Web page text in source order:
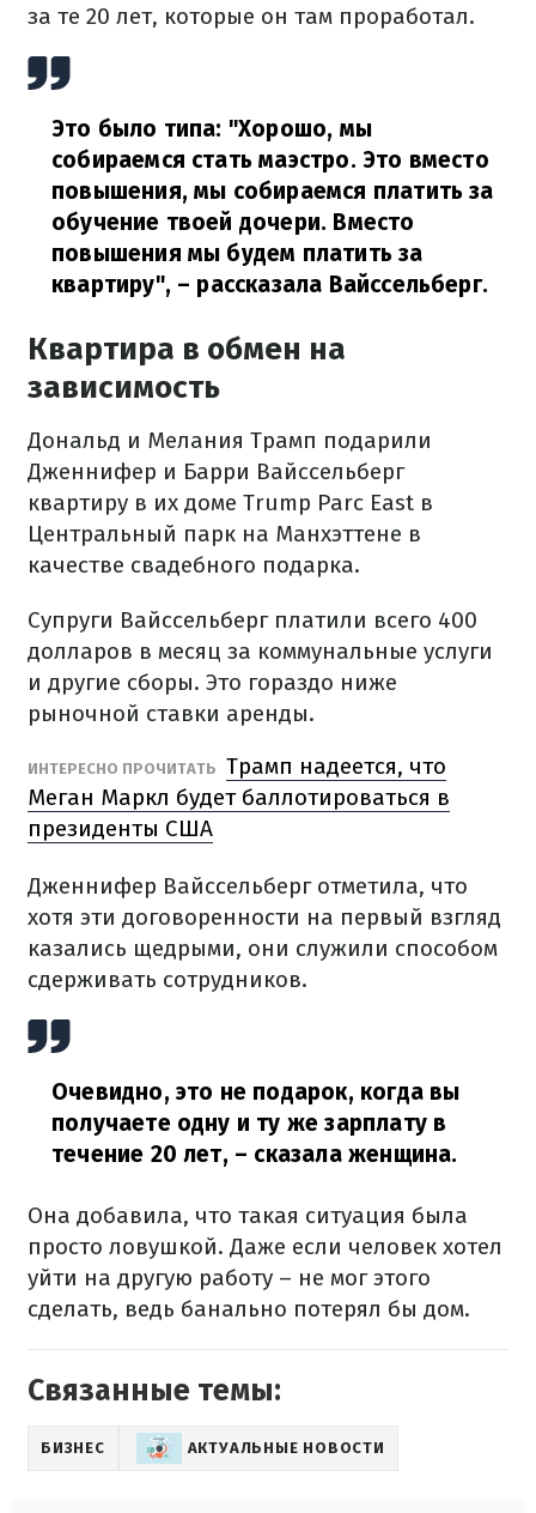
за те 20 лет, которые он там проработал.
Это было типа: "Хорошо, мы
собираемся стать маэстро. Это вместо
повышения, мы собираемся платить за
обучение твоей дочери. Вместо
повышения мы будем платить за
квартиру", – рассказала Вайссельберг.
Квартира в обмен на
зависимость
Дональд и Мелания Трамп подарили
Дженнифер и Барри Вайссельберг
квартиру в их доме Trump Parc East в
Центральный парк на Манхэттене в
качестве свадебного подарка.
Супруги Вайссельберг платили всего 400
долларов в месяц за коммунальные услуги
и другие сборы. Это гораздо ниже
рыночной ставки аренды.
ИНТЕРЕСНО ПРОЧИТАТЬ Трамп надеется, что
Меган Маркл будет баллотироваться в
президенты США
Дженнифер Вайссельберг отметила, что
хотя эти договоренности на первый взгляд
казались щедрыми, они служили способом
сдерживать сотрудников.
Очевидно, это не подарок, когда вы
получаете одну и ту же зарплату в
течение 20 лет, – сказала женщина.
Она добавила, что такая ситуация была
просто ловушкой. Даже если человек хотел
уйти на другую работу – не мог этого
сделать, ведь банально потерял бы дом.
Связанные темы:
БИЗНЕС АКТУАЛЬНЫЕ НОВОСТИ